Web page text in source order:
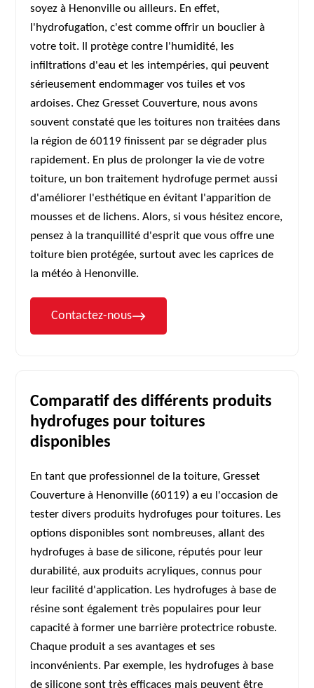
soyez à Henonville ou ailleurs. En effet,
l'hydrofugation, c'est comme offrir un bouclier à
votre toit. Il protège contre l'humidité, les
infiltrations d'eau et les intempéries, qui peuvent
sérieusement endommager vos tuiles et vos
ardoises. Chez Gresset Couverture, nous avons
souvent constaté que les toitures non traitées dans
la région de 60119 finissent par se dégrader plus
rapidement. En plus de prolonger la vie de votre
toiture, un bon traitement hydrofuge permet aussi
d'améliorer l'esthétique en évitant l'apparition de
mousses et de lichens. Alors, si vous hésitez encore,
pensez à la tranquillité d'esprit que vous offre une
toiture bien protégée, surtout avec les caprices de
la météo à Henonville.
Contactez-nous
Comparatif des différents produits
hydrofuges pour toitures
disponibles
En tant que professionnel de la toiture, Gresset
Couverture à Henonville (60119) a eu l'occasion de
tester divers produits hydrofuges pour toitures. Les
options disponibles sont nombreuses, allant des
hydrofuges à base de silicone, réputés pour leur
durabilité, aux produits acryliques, connus pour
leur facilité d'application. Les hydrofuges à base de
résine sont également très populaires pour leur
capacité à former une barrière protectrice robuste.
Chaque produit a ses avantages et ses
inconvénients. Par exemple, les hydrofuges à base
de silicone sont très efficaces mais peuvent être